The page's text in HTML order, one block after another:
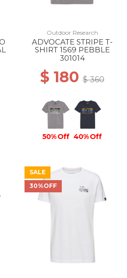
Outdoor Research
ADVOCATE STRIPE T-
SHIRT 1569 PEBBLE
301014
$ 180$ 360
50% Off 40% Off
SALE
30%OFF